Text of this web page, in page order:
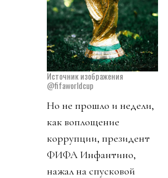
Источник изображения
@fifaworldcup
Но не прошло и недели,
как воплощение
коррупции, президент
ФИФА Инфантино,
нажал на спусковой